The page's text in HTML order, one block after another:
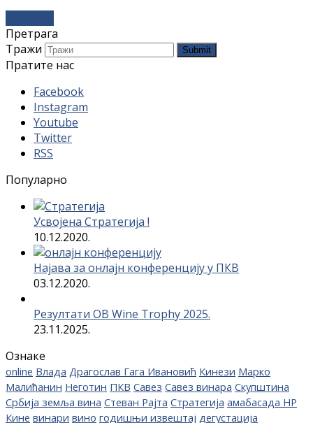
Претрага
Тражи
Submit
Пратите нас
Facebook
Instagram
Youtube
Twitter
RSS
Популарно
Усвојена Стратегија !
10.12.2020.
Најава за онлајн конференцију у ПКВ
03.12.2020.
Резултати OB Wine Trophy 2025.
23.11.2025.
Ознаке
online Влада Драгослав Гага Ивановић Кинези Марко
Малићанин Неготин ПКВ Савез Савез винара Скупштина
Србија земља вина Стеван Рајта Стратегија амабасада НР
Кине винари вино годишњи извештај дегустација